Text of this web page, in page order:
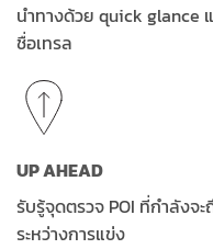
นำทางด้วย quick glance
ชื่อเทรล
UP AHEAD
รับรู้จุดตรวจ POI ที่กำลังจะ
ระหว่างการแข่ง